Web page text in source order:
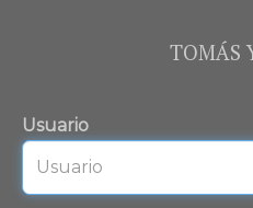
TOMÁS
Usuario